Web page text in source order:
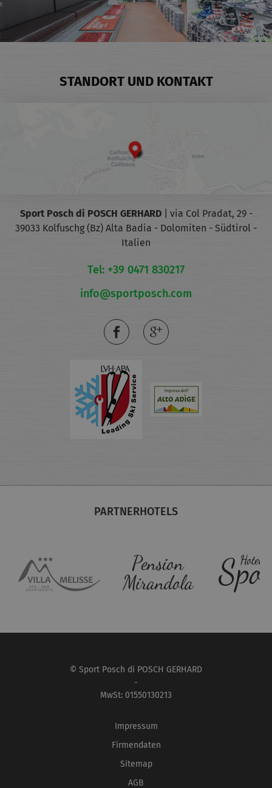
STANDORT UND KONTAKT
Sport Posch di POSCH GERHARD| via Col Pradat, 29 -
39033 Kolfuschg (Bz) Alta Badia - Dolomiten - Südtirol -
Italien
Tel: +39 0471 830217
info@sportposch.com
PARTNERHOTELS
© Sport Posch di POSCH GERHARD
-
MwSt: 01550130213
Impressum
Firmendaten
Sitemap
AGB